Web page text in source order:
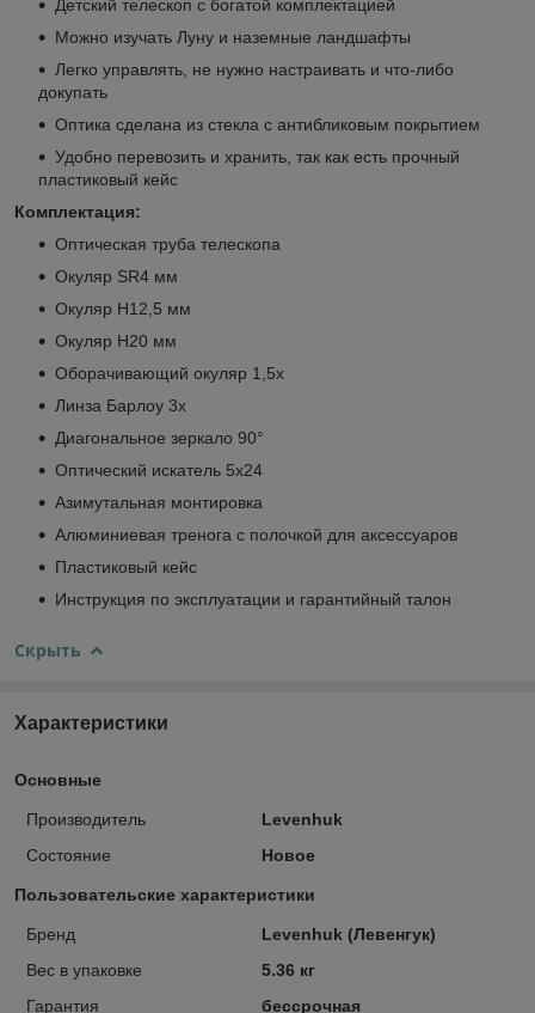
Детский телескоп с богатой комплектацией
Можно изучать Луну и наземные ландшафты
Легко управлять, не нужно настраивать и что-либо
докупать
Оптика сделана из стекла с антибликовым покрытием
Удобно перевозить и хранить, так как есть прочный
пластиковый кейс
Комплектация:
Оптическая труба телескопа
Окуляр SR4 мм
Окуляр H12,5 мм
Окуляр H20 мм
Оборачивающий окуляр 1,5х
Линза Барлоу 3х
Диагональное зеркало 90°
Оптический искатель 5х24
Азимутальная монтировка
Алюминиевая тренога с полочкой для аксессуаров
Пластиковый кейс
Инструкция по эксплуатации и гарантийный талон
Скрыть
Характеристики
Основные
Производитель
Levenhuk
Состояние
Новое
Пользовательские характеристики
Бренд
Levenhuk (Левенгук)
Вес в упаковке
5.36 кг
Гарантия
бессрочная